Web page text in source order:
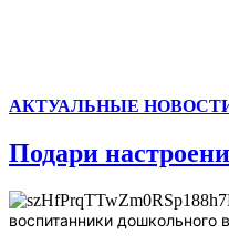
АКТУАЛЬНЫЕ
Подари
воспитанники дошкольного